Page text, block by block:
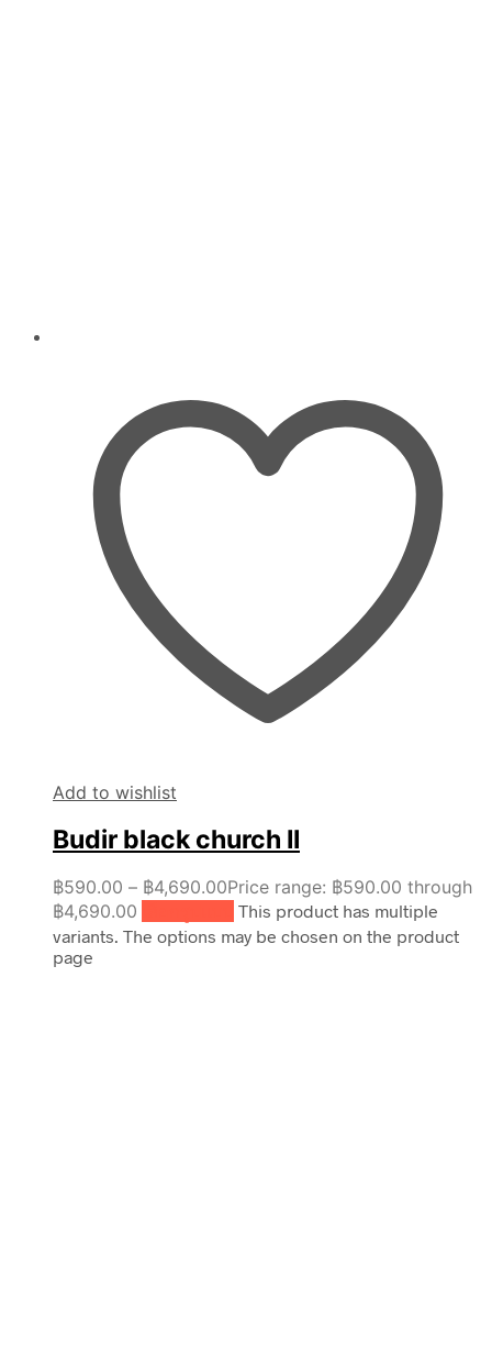
Add to wishlist
Budir black church II
฿590.00 – ฿4,690.00Price range: ฿590.00 through
฿4,690.00
This product has multiple
variants. The options may be chosen on the product
page